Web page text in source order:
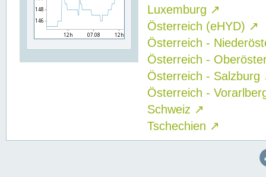
Luxemburg ↗
Österreich (eHYD) ↗
Österreich -
Österreich -
Österreich - Salzburg
Österreich -
Schweiz ↗
Tschechien ↗